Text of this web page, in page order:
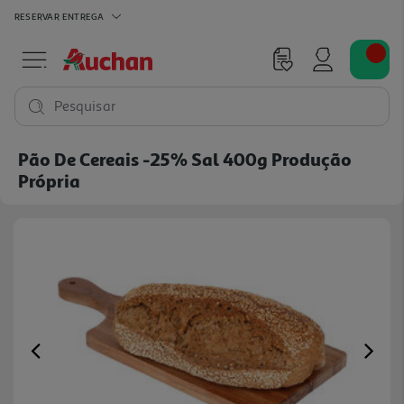
RESERVAR ENTREGA
Pesquisar
Pão De Cereais -25% Sal 400g Produção
Própria
Previous